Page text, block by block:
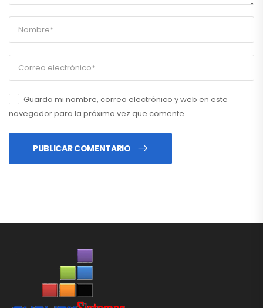
Guarda mi nombre, correo electrónico y web en este
navegador para la próxima vez que comente.
PUBLICAR COMENTARIO